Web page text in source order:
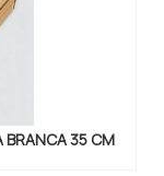
BRANCA 35 CM